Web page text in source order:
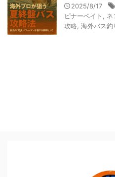
2025/8/17
ピナーベイト
ネ
攻略 海外バス釣